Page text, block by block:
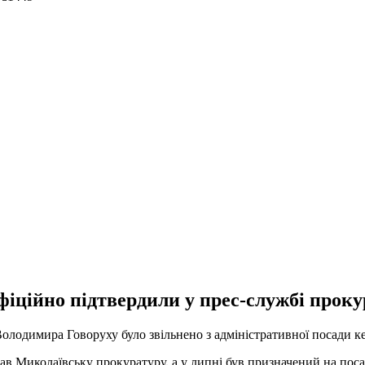
підтвердили у прес-службі
Говоруху було звільнено з адміністративної посади
прокуратуру, а у липні був призначений на